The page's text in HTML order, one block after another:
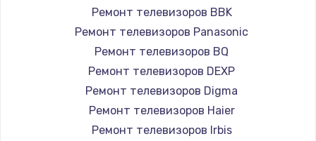
Заказать
Замена картридера
890 руб.
Заказать
Ремонт телевизоров BBK
Ремонт телевизоров Panasonic
Ремонт телевизоров BQ
Ремонт телевизоров DEXP
Ремонт телевизоров Digma
Ремонт телевизоров Haier
Ремонт телевизоров Irbis